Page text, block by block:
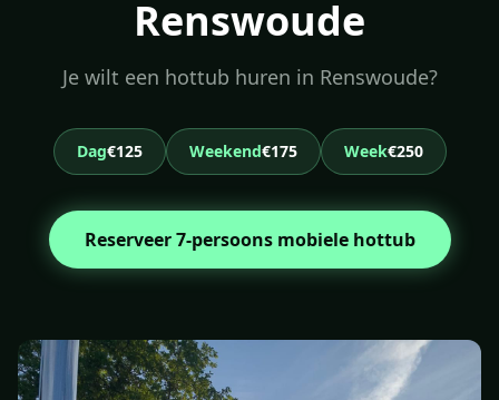
Renswoude
Je wilt een hottub huren in Renswoude?
Dag€125 Weekend€175 Week€250
Reserveer 7-persoons mobiele hottub